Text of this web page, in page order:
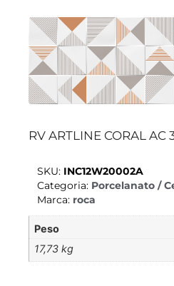
RV ARTLINE CORAL AC
SKU: INC12W20002A
Categoria: Porcelanato /
Marca: roca
Peso
17,73 kg